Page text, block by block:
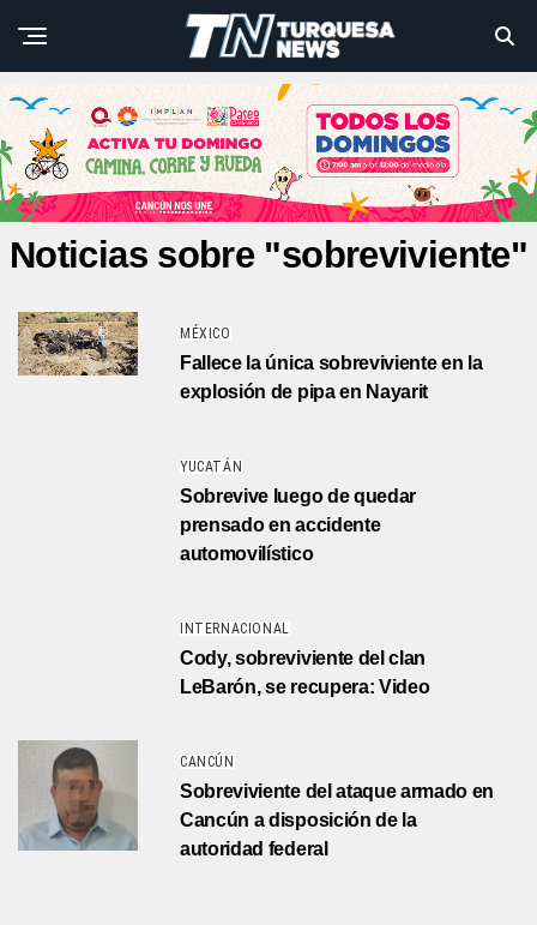
Noticias sobre "sobreviviente"
MÉXICO
Fallece la única sobreviviente en la
explosión de pipa en Nayarit
YUCATÁN
Sobrevive luego de quedar
prensado en accidente
automovilístico
INTERNACIONAL
Cody, sobreviviente del clan
LeBarón, se recupera: Video
CANCÚN
Sobreviviente del ataque armado en
Cancún a disposición de la
autoridad federal